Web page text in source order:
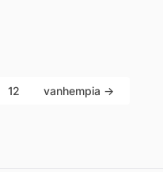
12 vanhempia →